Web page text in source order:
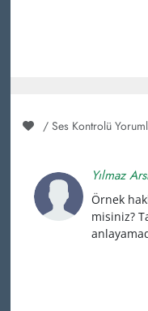
/ Ses Kontrolü
Yılmaz
Örnek
misiniz?